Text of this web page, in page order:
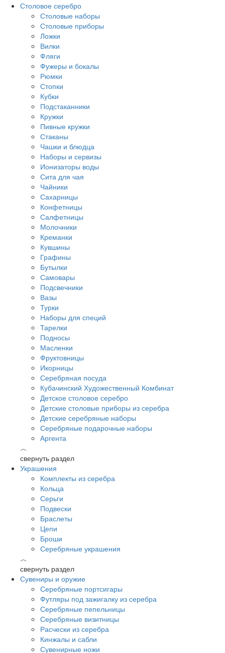
Столовое серебро
Столовые наборы
Столовые приборы
Ложки
Вилки
Фляги
Фужеры и бокалы
Рюмки
Стопки
Кубки
Подстаканники
Кружки
Пивные кружки
Стаканы
Чашки и блюдца
Наборы и сервизы
Ионизаторы воды
Сита для чая
Чайники
Сахарницы
Конфетницы
Салфетницы
Молочники
Креманки
Кувшины
Графины
Бутылки
Самовары
Подсвечники
Вазы
Турки
Наборы для специй
Тарелки
Подносы
Масленки
Фруктовницы
Икорницы
Серебряная посуда
Кубачинский Художественный Комбинат
Детское столовое серебро
Детские столовые приборы из серебра
Детские серебряные наборы
Серебряные подарочные наборы
Аргента
︿
свернуть раздел
Украшения
Комплекты из серебра
Кольца
Серьги
Подвески
Браслеты
Цепи
Броши
Серебряные украшения
︿
свернуть раздел
Сувениры и оружие
Серебряные портсигары
Футляры под зажигалку из серебра
Серебряные пепельницы
Серебряные визитницы
Расчески из серебра
Кинжалы и сабли
Сувенирные ножи